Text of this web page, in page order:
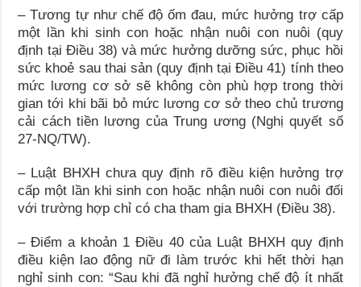
– Tương tự như chế độ ốm đau, mức hưởng trợ cấp
một lần khi sinh con hoặc nhận nuôi con nuôi (quy
định tại Điều 38) và mức hưởng dưỡng sức, phục hồi
sức khoẻ sau thai sản (quy định tại Điều 41) tính theo
mức lương cơ sở sẽ không còn phù hợp trong thời
gian tới khi bãi bỏ mức lương cơ sở theo chủ trương
cải cách tiền lương của Trung ương (Nghị quyết số
27-NQ/TW).
– Luật BHXH chưa quy định rõ điều kiện hưởng trợ
cấp một lần khi sinh con hoặc nhận nuôi con nuôi đối
với trường hợp chỉ có cha tham gia BHXH (Điều 38).
– Điểm a khoản 1 Điều 40 của Luật BHXH quy định
điều kiện lao động nữ đi làm trước khi hết thời hạn
nghỉ sinh con: “Sau khi đã nghỉ hưởng chế độ ít nhất